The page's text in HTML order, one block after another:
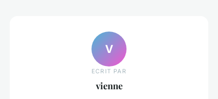
V
ECRIT PAR
vienne